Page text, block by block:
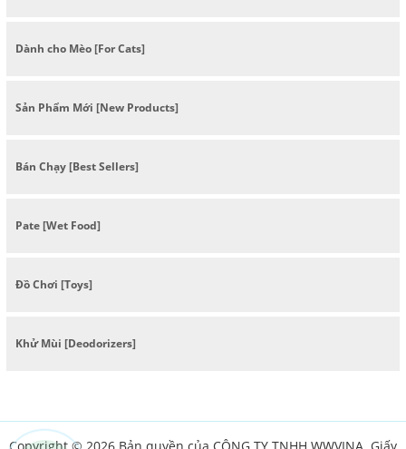
Dành cho Mèo [For Cats]
Sản Phẩm Mới [New Products]
Bán Chạy [Best Sellers]
Pate [Wet Food]
Đồ Chơi [Toys]
Khử Mùi [Deodorizers]